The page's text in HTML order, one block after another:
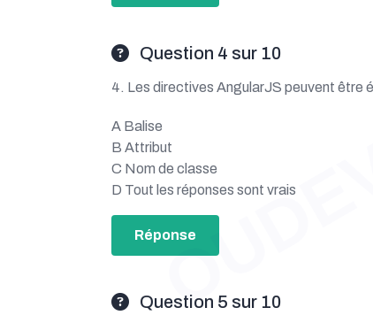
Question 4 sur 10
4. Les directives AngularJS peuvent être
A Balise
B Attribut
C Nom de classe
D Tout les réponses sont vrais
Réponse
Question 5 sur 10